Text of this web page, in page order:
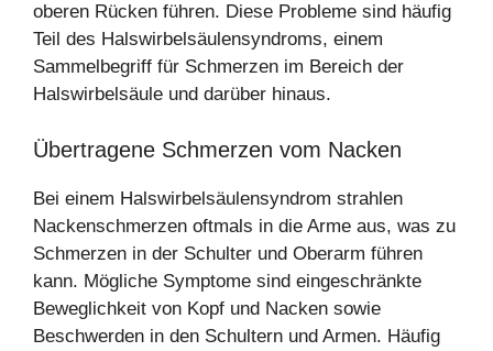
oberen Rücken führen. Diese Probleme sind häufig
Teil des Halswirbelsäulensyndroms, einem
Sammelbegriff für Schmerzen im Bereich der
Halswirbelsäule und darüber hinaus.
Übertragene Schmerzen vom Nacken
Bei einem Halswirbelsäulensyndrom strahlen
Nackenschmerzen oftmals in die Arme aus, was zu
Schmerzen in der Schulter und Oberarm führen
kann. Mögliche Symptome sind eingeschränkte
Beweglichkeit von Kopf und Nacken sowie
Beschwerden in den Schultern und Armen. Häufig